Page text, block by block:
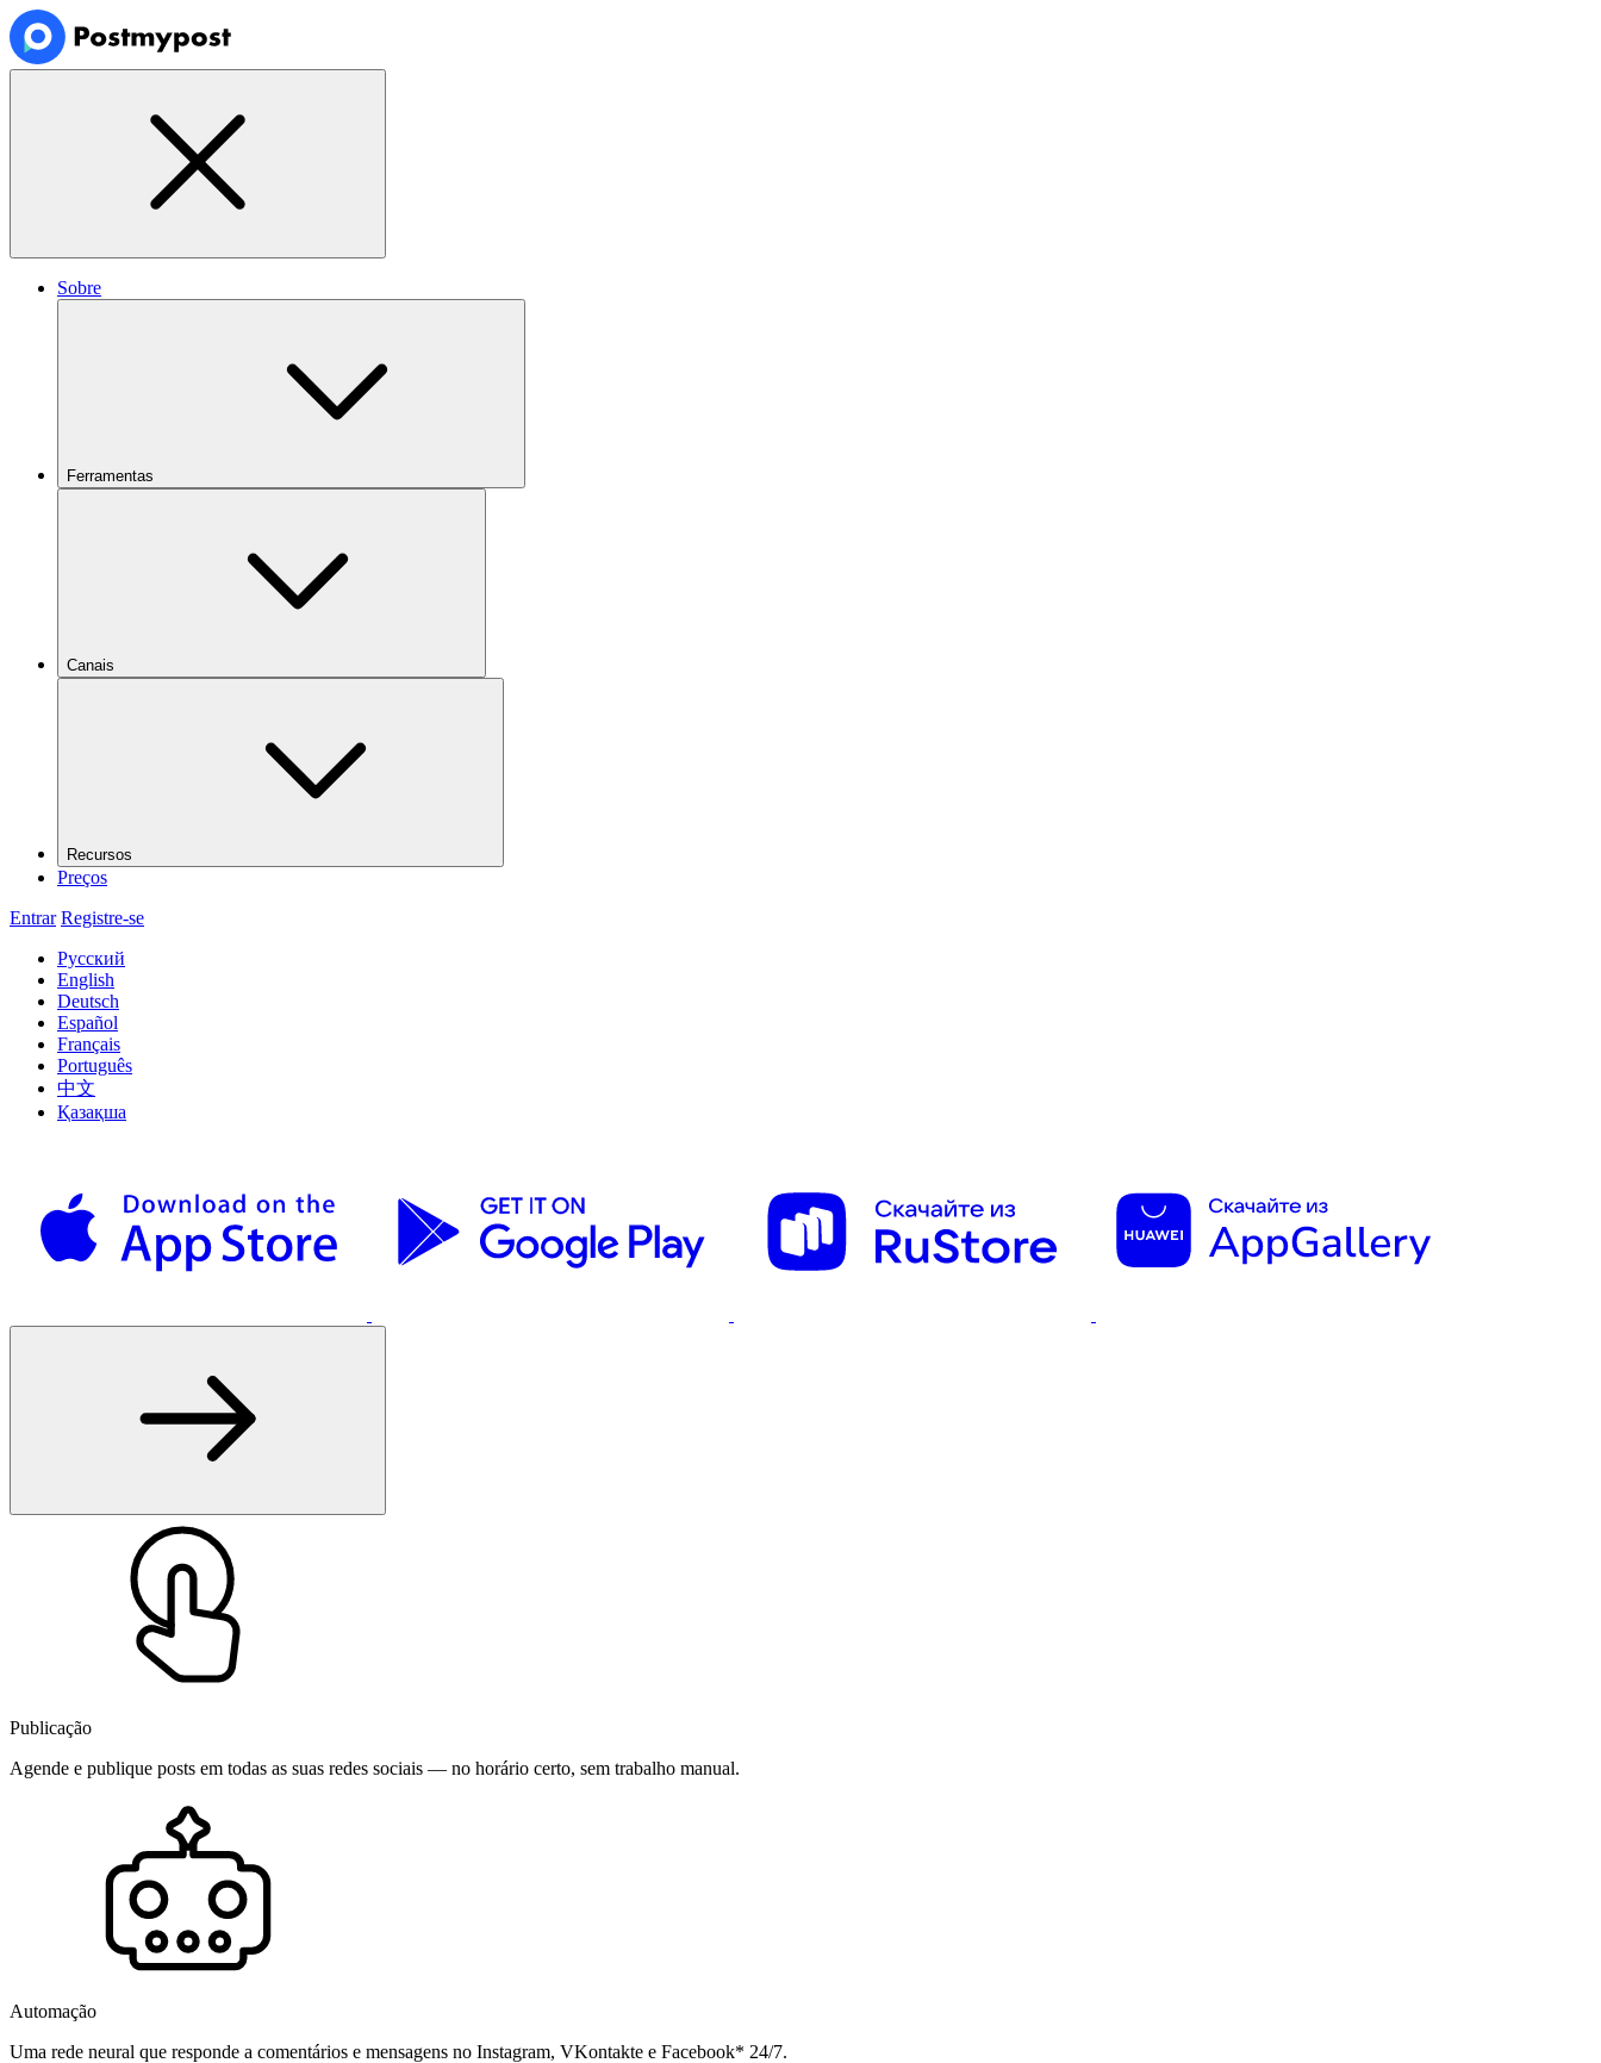
Sobre
Ferramentas
Canais
Recursos
Preços
Entrar Registre-se
Русский
English
Deutsch
Español
Français
Português
中文
Қазақша
Publicação
Agende e publique posts em todas as suas redes sociais — no horário certo, sem trabalho manual.
Automação
Uma rede neural que responde a comentários e mensagens no Instagram, VKontakte e Facebook* 24/7.